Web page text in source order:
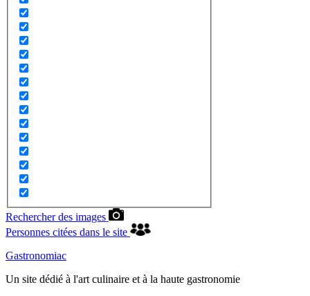
Rechercher des images
Personnes citées dans le site
Gastronomiac
Un site dédié à l'art culinaire et à la haute gastronomie